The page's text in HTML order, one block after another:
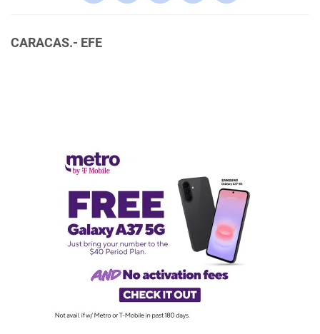
CARACAS.- EFE